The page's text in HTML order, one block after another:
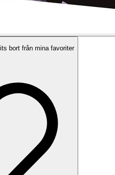
bort från mina favoriter